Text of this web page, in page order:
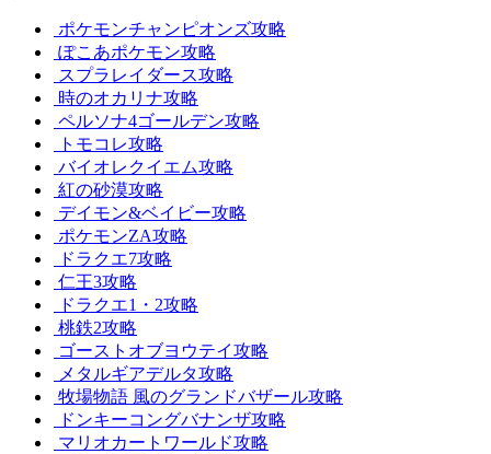
ポケモンチャンピオンズ攻略
ぽこあポケモン攻略
スプラレイダース攻略
時のオカリナ攻略
ペルソナ4ゴールデン攻略
トモコレ攻略
バイオレクイエム攻略
紅の砂漠攻略
デイモン&ベイビー攻略
ポケモンZA攻略
ドラクエ7攻略
仁王3攻略
ドラクエ1・2攻略
桃鉄2攻略
ゴーストオブヨウテイ攻略
メタルギアデルタ攻略
牧場物語 風のグランドバザール攻略
ドンキーコングバナンザ攻略
マリオカートワールド攻略